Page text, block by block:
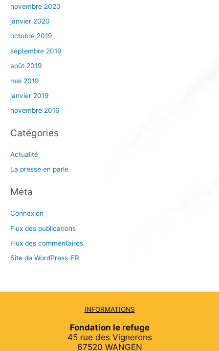
novembre 2020
janvier 2020
octobre 2019
septembre 2019
août 2019
mai 2019
janvier 2019
novembre 2016
Catégories
Actualité
La presse en parle
Méta
Connexion
Flux des publications
Flux des commentaires
Site de WordPress-FR
INFORMATIONS
Fondation le refuge
45 rue des Vignerons
67520 WANGEN